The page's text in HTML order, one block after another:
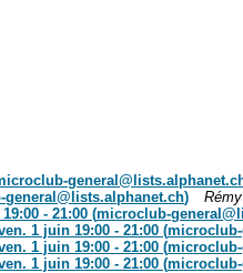
)
- 21:00 (microclub-
1 juin 19:00 - 21:00 (
1 juin 19:00 - 21:00 (
1 juin 19:00 - 21:00 (